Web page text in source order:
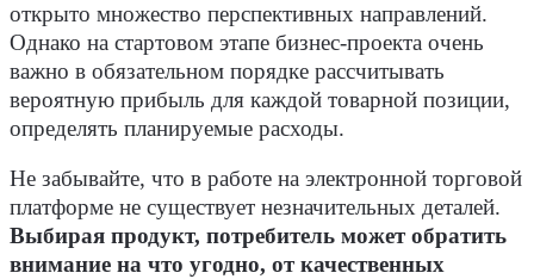
открыто множество перспективных направлений.
Однако на стартовом этапе бизнес-проекта очень
важно в обязательном порядке рассчитывать
вероятную прибыль для каждой товарной позиции,
определять планируемые расходы.
Не забывайте, что в работе на электронной торговой
платформе не существует незначительных деталей.
Выбирая продукт, потребитель может обратить
внимание на что угодно, от качественных